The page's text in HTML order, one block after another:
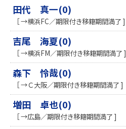
田代 真一(0)
［ →横浜FC／期限付き移籍期間満了 ]
吉尾 海夏(0)
［ →横浜FM／期限付き移籍期間満了 ]
森下 怜哉(0)
［ →Ｃ大阪／期限付き移籍期間満了 ]
増田 卓也(0)
［ →広島／期限付き移籍期間満了 ]